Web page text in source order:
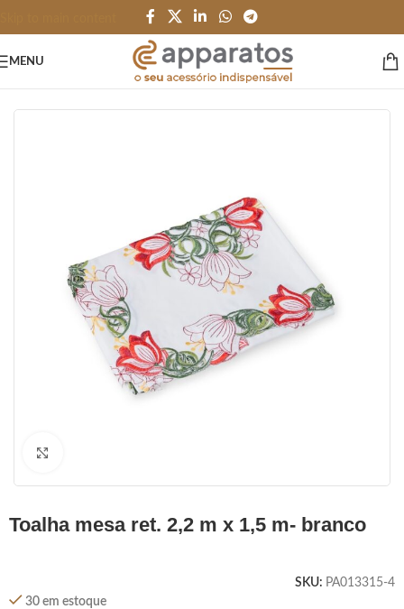
MENU
toalha mesa ret. 2,2 m x 1,5 m- branco
SKU: PA013315-4
30 em estoque